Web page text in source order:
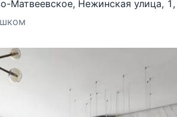
Матвеевское, Нежинская улица, 1 ,